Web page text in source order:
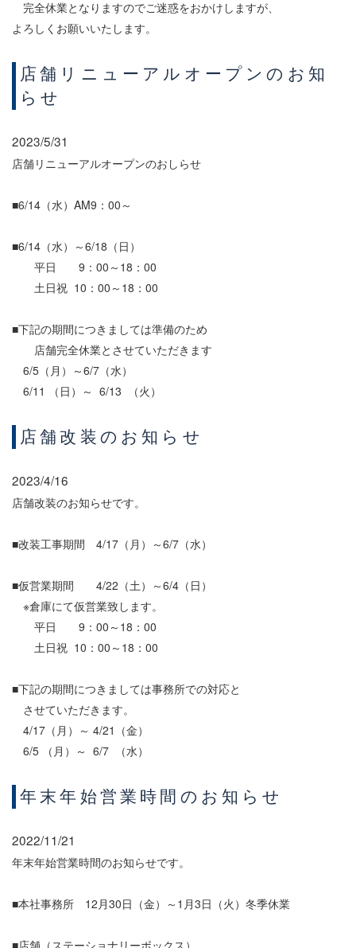
完全休業となりますのでご迷惑をおかけしますが、
よろしくお願いいたします。
店舗リニューアルオープンのお知
らせ
2023/5/31
店舗リニューアルオープンのおしらせ
■6/14（水）AM9：00～
■6/14（水）～6/18（日）
平日 9：00～18：00
土日祝 10：00～18：00
■下記の期間につきましては準備のため
店舗完全休業とさせていただきます
6/5（月）～6/7（水）
6/11 （日）～ 6/13 （火）
店舗改装のお知らせ
2023/4/16
店舗改装のお知らせです。
■改装工事期間 4/17（月）～6/7（水）
■仮営業期間 4/22（土）～6/4（日）
※倉庫にて仮営業致します。
平日 9：00～18：00
土日祝 10：00～18：00
■下記の期間につきましては事務所での対応と
させていただきます。
4/17（月）～ 4/21（金）
6/5 （月）～ 6/7 （水）
年末年始営業時間のお知らせ
2022/11/21
年末年始営業時間のお知らせです。
■本社事務所 12月30日（金）～1月3日（火）冬季休業